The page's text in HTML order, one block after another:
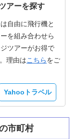
アーを探す
自由に飛行機と
を組み合わせら
ツアーがお得で
理由はこちらをご
Yahooトラベル
市町村